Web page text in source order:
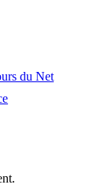
du Net